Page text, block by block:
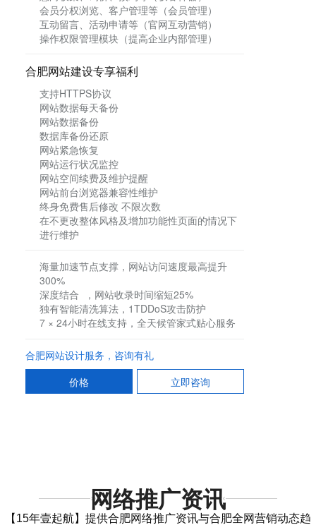
会员分权浏览、客户管理等（会员管理）
互动留言、活动申请等（官网互动营销）
操作权限管理模块（提高企业内部管理）
合肥网站建设专享福利
支持HTTPS协议
网站数据每天备份
网站数据备份
数据库备份还原
网站紧急恢复
网站运行状况监控
网站空间续费及维护提醒
网站前台浏览器兼容性维护
终身免费售后修改 不限次数
在不更改整体风格及增加功能性页面的情况下
进行维护
海量加速节点支撑，网站访问速度最高提升
300%
深度结合 ，网站收录时间缩短25%
独有智能清洗算法，1TDDoS攻击防护
7 × 24小时在线支持，全天候管家式贴心服务
合肥网站设计服务，咨询有礼
价格
立即咨询
网络推广资讯
【15年壹起航】提供合肥网络推广资讯与合肥全网营销动态趋